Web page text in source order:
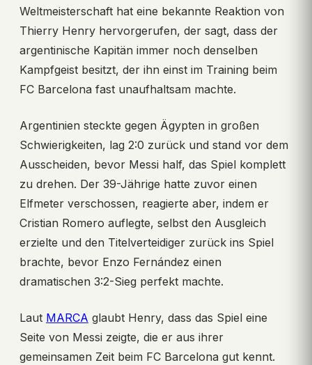
Weltmeisterschaft hat eine bekannte Reaktion von
Thierry Henry hervorgerufen, der sagt, dass der
argentinische Kapitän immer noch denselben
Kampfgeist besitzt, der ihn einst im Training beim
FC Barcelona fast unaufhaltsam machte.
Argentinien steckte gegen Ägypten in großen
Schwierigkeiten, lag 2:0 zurück und stand vor dem
Ausscheiden, bevor Messi half, das Spiel komplett
zu drehen. Der 39-Jährige hatte zuvor einen
Elfmeter verschossen, reagierte aber, indem er
Cristian Romero auflegte, selbst den Ausgleich
erzielte und den Titelverteidiger zurück ins Spiel
brachte, bevor Enzo Fernández einen
dramatischen 3:2-Sieg perfekt machte.
Laut MARCA glaubt Henry, dass das Spiel eine
Seite von Messi zeigte, die er aus ihrer
gemeinsamen Zeit beim FC Barcelona gut kennt.